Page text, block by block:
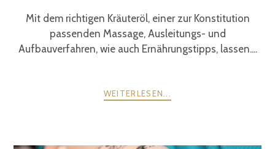
Mit dem richtigen Kräuteröl, einer zur Konstitution
passenden Massage, Ausleitungs- und
Aufbauverfahren, wie auch Ernährungstipps, lassen....
WEITERLESEN...